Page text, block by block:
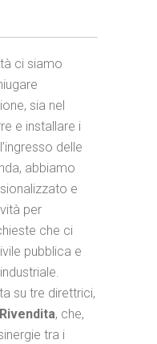
ci siamo
sia nel
e installare i
delle
abbiamo
e
per
che ci
pubblica e
su tre direttrici,
Rivendita, che,
tra i